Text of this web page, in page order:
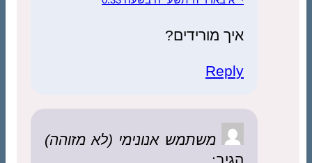
איך מורידים?
Reply
משתמש אנונימי (לא מזוהה)
הגיב: